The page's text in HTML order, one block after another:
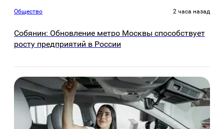
Общество 2 часа назад
Собянин: Обновление метро Москвы способствует
росту предприятий в России